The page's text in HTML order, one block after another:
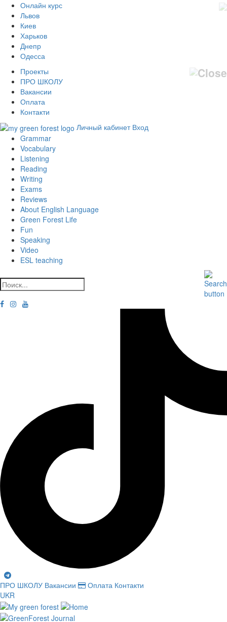
Онлайн курс
Львов
Киев
Харьков
Днепр
Одесса
Проекты
ПРО ШКОЛУ
Вакансии
Оплата
Контакти
Личный кабинет Вход
Grammar
Vocabulary
Listening
Reading
Writing
Exams
Reviews
About English Language
Green Forest Life
Fun
Speaking
Video
ESL teaching
ПРО ШКОЛУ Вакансии Оплата Контакти
UKR